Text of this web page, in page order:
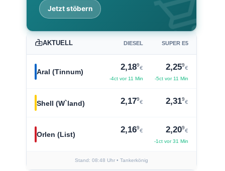
shopping_cart
Jetzt stöbern
AKTUELL DIESEL SUPER E5
Aral (Tinnum) 2,189
€
-4ct vor 11 Min
2,259
€
-5ct vor 11 Min
Shell (W`land) 2,179
€ 2,319
€
Orlen (List) 2,169
€ 2,209
€
-1ct vor 31 Min
Stand: 08:48 Uhr • Tankerkönig